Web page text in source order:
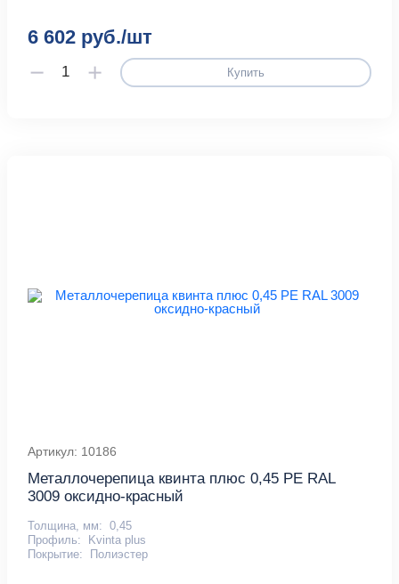
6 602 руб./шт
Купить
Артикул: 10186
Металлочерепица квинта плюс 0,45 PE RAL
3009 оксидно-красный
Толщина, мм: 0,45
Профиль:
Kvinta plus
Покрытие:
Полиэстер